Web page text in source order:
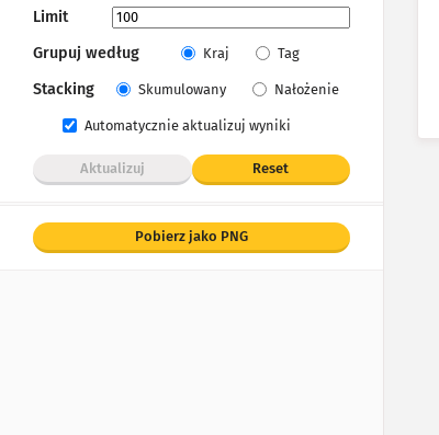
Limit
Grupuj według
Kraj Tag
Stacking Skumulowany Nałożenie
Automatycznie aktualizuj wyniki
Aktualizuj Reset
Pobierz jako PNG